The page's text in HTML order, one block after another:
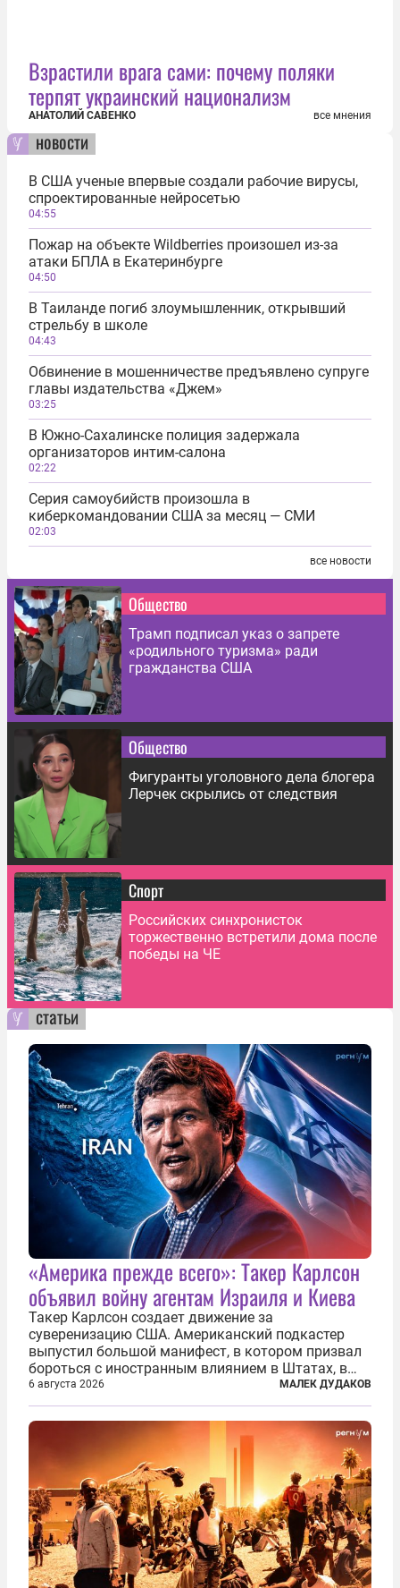
Взрастили врага сами: почему поляки
терпят украинский национализм
АНАТОЛИЙ САВЕНКО все мнения
новости
В США ученые впервые создали рабочие вирусы,
спроектированные нейросетью
04:55
Пожар на объекте Wildberries произошел из-за
атаки БПЛА в Екатеринбурге
04:50
В Таиланде погиб злоумышленник, открывший
стрельбу в школе
04:43
Обвинение в мошенничестве предъявлено супруге
главы издательства «Джем»
03:25
В Южно-Сахалинске полиция задержала
организаторов интим-салона
02:22
Серия самоубийств произошла в
киберкомандовании США за месяц — СМИ
02:03
все новости
Общество
Трамп подписал указ о запрете
«родильного туризма» ради
гражданства США
Общество
Фигуранты уголовного дела блогера
Лерчек скрылись от следствия
Спорт
Российских синхронисток
торжественно встретили дома после
победы на ЧЕ
статьи
«Америка прежде всего»: Такер Карлсон
объявил войну агентам Израиля и Киева
Такер Карлсон создает движение за
суверенизацию США. Американский подкастер
выпустил большой манифест, в котором призвал
бороться с иностранным влиянием в Штатах, в
первую очередь имея в виду Израиль. А также
прекратить заморские войны, выплатить
репарации Ирану, остановить прием мигрантов...
6 августа 2026 МАЛЕК ДУДАКОВ